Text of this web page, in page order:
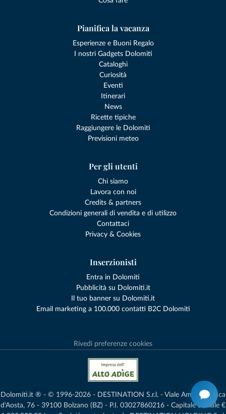
Pianifica la vacanza
Esperienze e Buoni Regalo
I nostri Gadgets Dolomiti
Cataloghi
Curiosità
Eventi
Itinerari
News
Ricette tipiche
Raggiungere le Dolomiti
Previsioni meteo
Per gli utenti
Chi siamo
Lavora con noi
Credits & partners
Condizioni generali di vendita e di utilizzo
Contattaci
Privacy & Cookies
Inserzionisti
Entra in Dolomiti
Pubblicità su Dolomiti.it
Il tuo banner su Dolomiti.it
Email marketing a 100.000 contatti B2C Dolomiti
Rivedi preferenze cookies
Dolomiti.it ® - © 1996-2026 - DESTINATION S.r.l. - Viale Amedeo Duca
d'Aosta, 76 - 39100 Bolzano (BZ) - P.I. 03027860216 - Capitale Sociale €